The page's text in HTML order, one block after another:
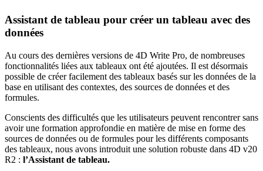
Assistant de tableau pour créer un tableau avec des
données
Au cours des dernières versions de 4D Write Pro, de nombreuses
fonctionnalités liées aux tableaux ont été ajoutées. Il est désormais
possible de créer facilement des tableaux basés sur les données de la
base en utilisant des contextes, des sources de données et des
formules.
Conscients des difficultés que les utilisateurs peuvent rencontrer sans
avoir une formation approfondie en matière de mise en forme des
sources de données ou de formules pour les différents composants
des tableaux, nous avons introduit une solution robuste dans 4D v20
R2 : l’Assistant de tableau.